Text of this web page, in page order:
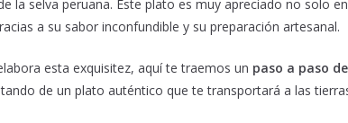
la selva peruana. Este plato es muy apreciado no solo
a su sabor inconfundible y su preparación artesanal.
esta exquisitez, aquí te traemos un paso a paso
de un plato auténtico que te transportará a las